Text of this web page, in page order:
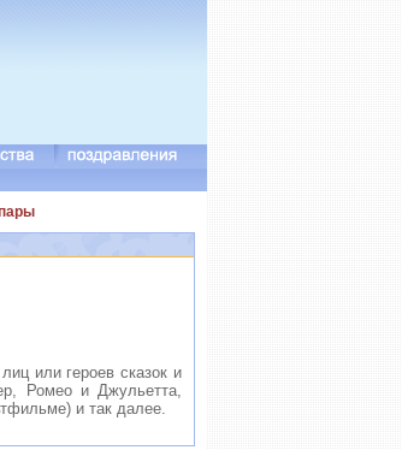
или героев сказок и
Ромео и Джульетта,
и так далее.